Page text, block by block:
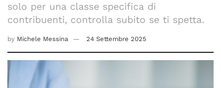
solo per una classe specifica di
contribuenti, controlla subito se ti spetta.
by Michele Messina 24 Settembre 2025